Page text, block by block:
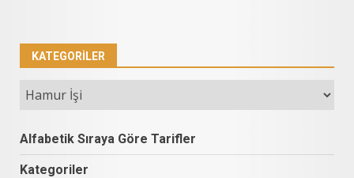
KATEGORILER
Kategoriler
Alfabetik Sıraya Göre Tarifler
Kategoriler